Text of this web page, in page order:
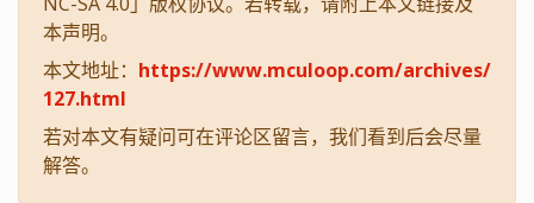
本声明。
本文地址： https://www.mculoop.com/archives/
127.html
若对本文有疑问可在评论区留言，我们看到后会尽量
解答。